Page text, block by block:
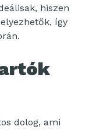
hiszen
így
dolog, ami